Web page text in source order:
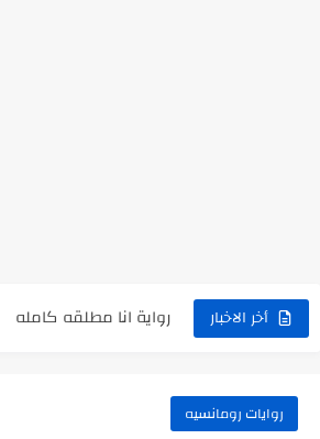
أخر الاخبار
رواية رجعت من السفر
سر شراب ابني كامله روايات رومانسيه